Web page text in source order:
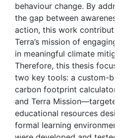
behaviour change. By
the gap between
action, this work
Terra’s mission of engaging
in meaningful climate
Therefore, this thesis
two key tools: a custom-
carbon footprint calculator
and Terra Mission—targeted
educational resources
formal learning